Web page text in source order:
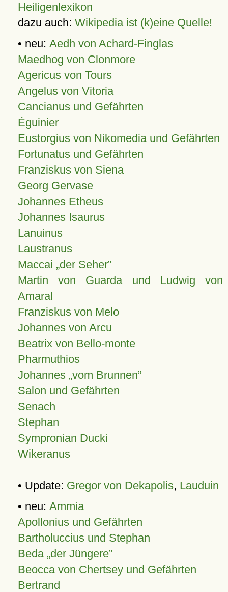
Heiligenlexikon
dazu auch: Wikipedia ist (k)eine Quelle!
• neu: Aedh von Achard-Finglas
Maedhog von Clonmore
Agericus von Tours
Angelus von Vitoria
Cancianus und Gefährten
Éguinier
Eustorgius von Nikomedia und Gefährten
Fortunatus und Gefährten
Franziskus von Siena
Georg Gervase
Johannes Etheus
Johannes Isaurus
Lanuinus
Laustranus
Maccai „der Seher”
Martin von Guarda und Ludwig von
Amaral
Franziskus von Melo
Johannes von Arcu
Beatrix von Bello-monte
Pharmuthios
Johannes vom Brunnen
Salon und Gefährten
Senach
Stephan
Sympronian Ducki
Wikeranus
• Update: Gregor von Dekapolis, Lauduin
• neu: Ammia
Apollonius und Gefährten
Bartholuccius und Stephan
Beda „der Jüngere”
Beocca von Chertsey und Gefährten
Bertrand